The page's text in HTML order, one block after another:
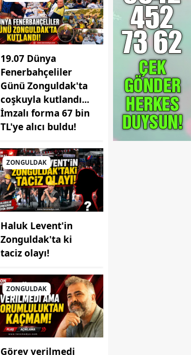
19.07 Dünya
Fenerbahçeliler
Günü Zonguldak'ta
coşkuyla kutlandı...
İmzalı forma 67 bin
TL'ye alıcı buldu!
ZONGULDAK
Haluk Levent'in
Zonguldak'ta ki
taciz olayı!
ZONGULDAK
Görev verilmedi